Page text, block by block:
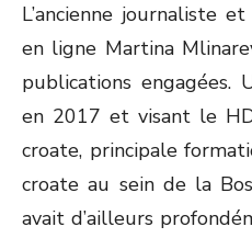
L’ancienne journaliste
en ligne Martina
publications engagées.
en 2017 et visant le
croate, principale
croate au sein de la
avait d’ailleurs